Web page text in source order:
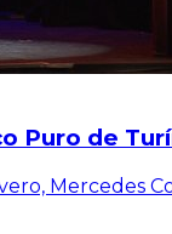
Puro de
Mercedes